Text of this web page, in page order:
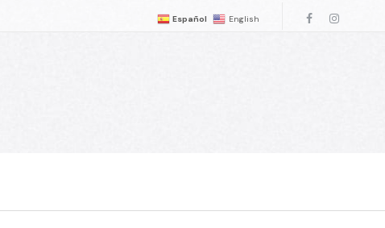
Español English